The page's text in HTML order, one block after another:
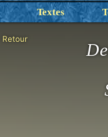
Textes
Retour